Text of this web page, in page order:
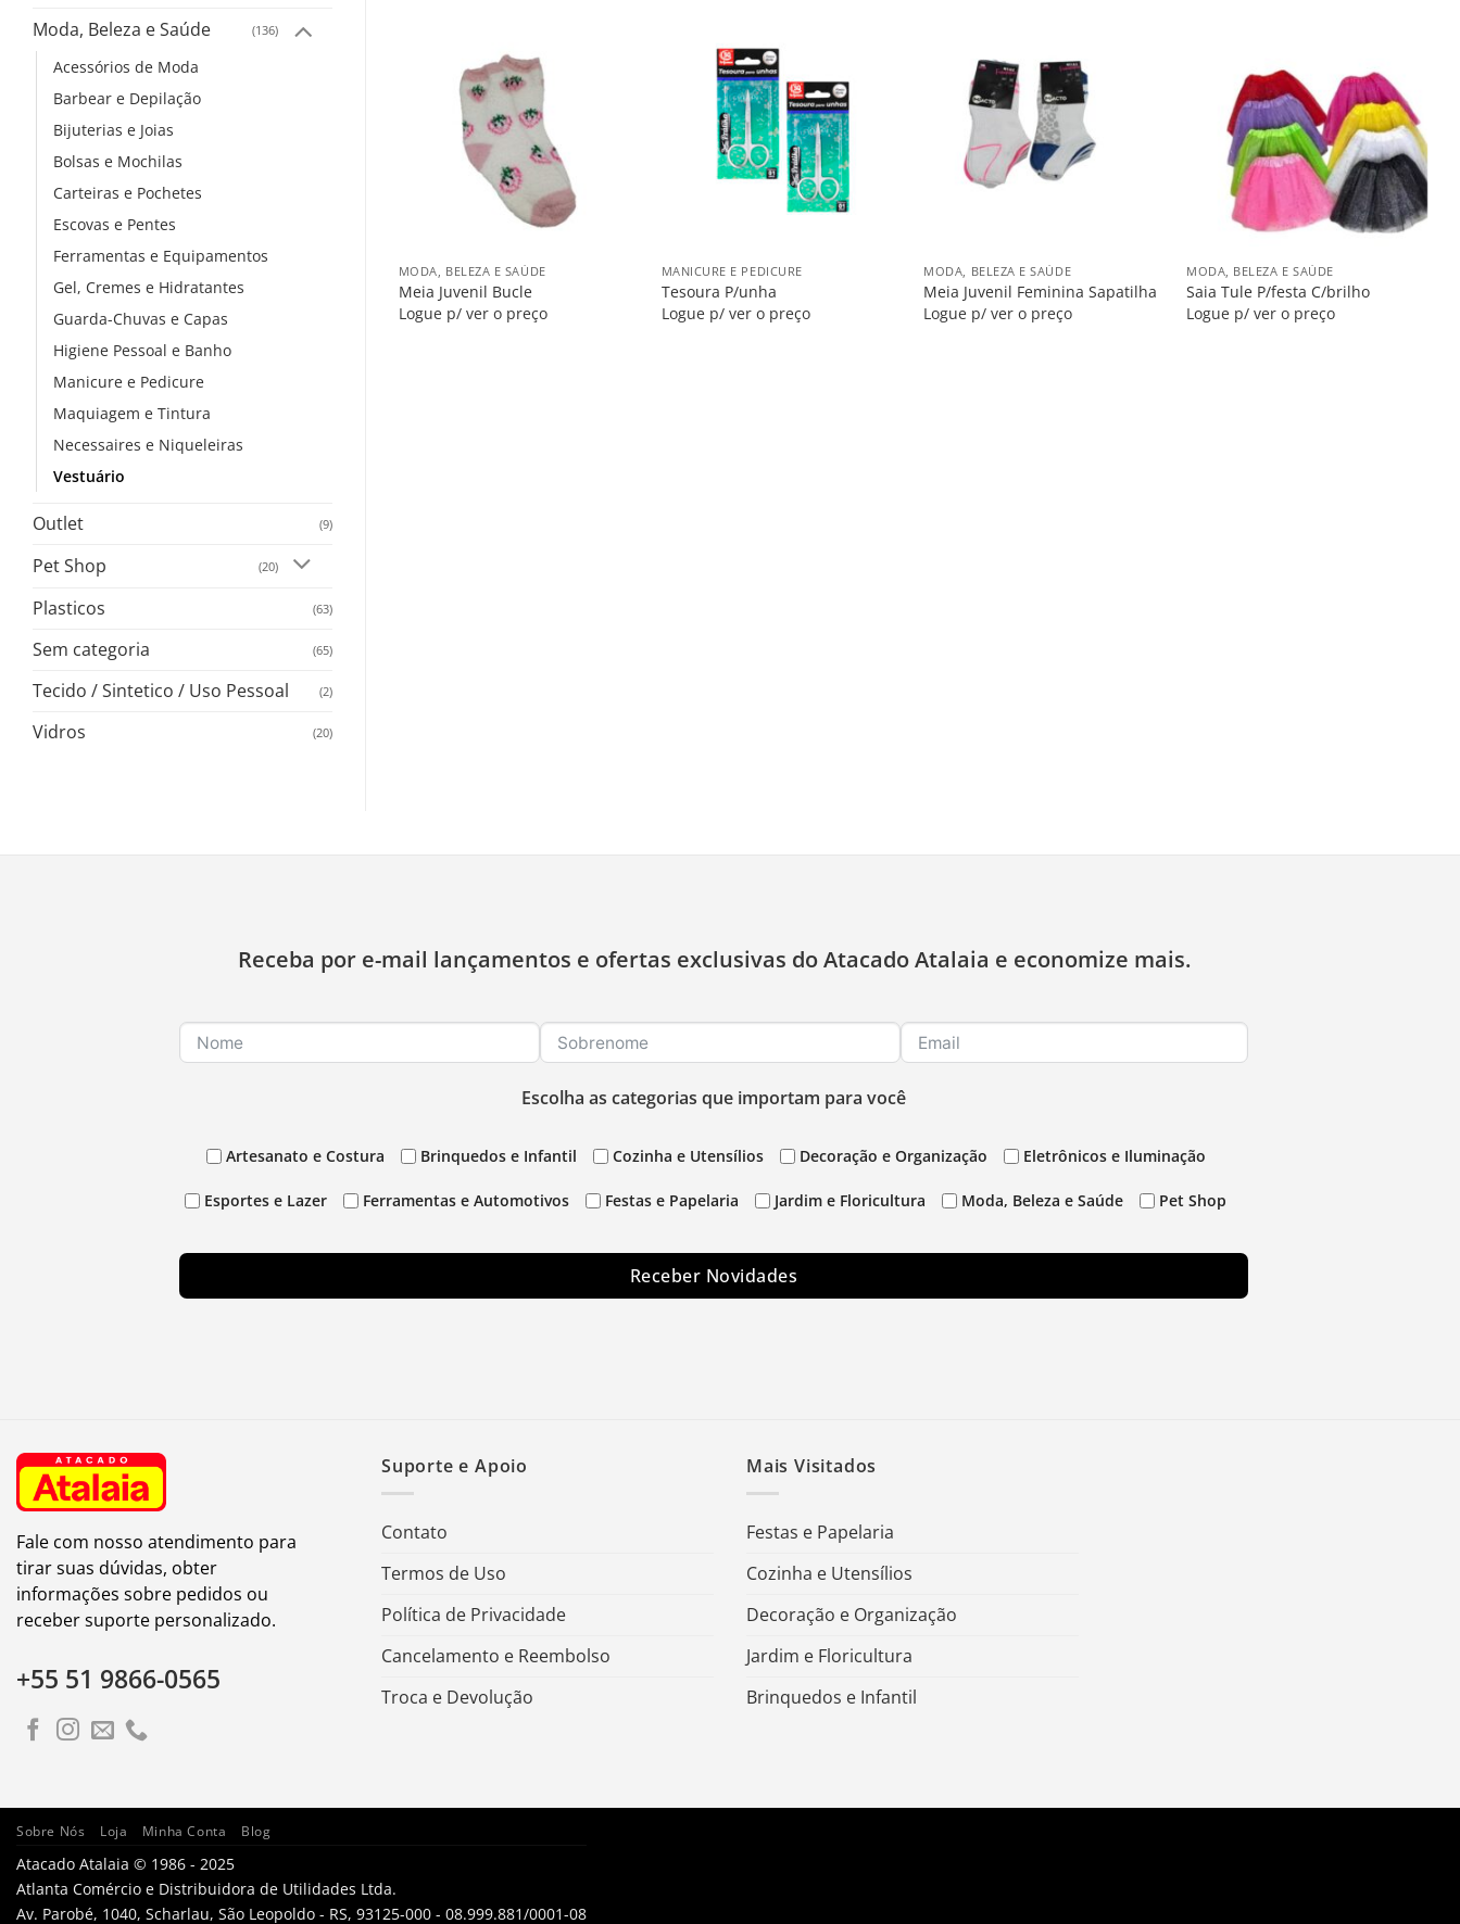
Moda, Beleza e Saúde (136)
Acessórios de Moda
Barbear e Depilação
Bijuterias e Joias
Bolsas e Mochilas
Carteiras e Pochetes
Escovas e Pentes
Ferramentas e Equipamentos
Gel, Cremes e Hidratantes
Guarda-Chuvas e Capas
Higiene Pessoal e Banho
Manicure e Pedicure
Maquiagem e Tintura
Necessaires e Niqueleiras
Vestuário
Outlet (9)
Pet Shop (20)
Plasticos (63)
Sem categoria (65)
Tecido / Sintetico / Uso Pessoal (2)
Vidros (20)
MODA, BELEZA E SAÚDE
Meia Juvenil Bucle
Logue p/ ver o preço
MANICURE E PEDICURE
Tesoura P/unha
Logue p/ ver o preço
MODA, BELEZA E SAÚDE
Meia Juvenil Feminina Sapatilha
Logue p/ ver o preço
Salvar
na
Lista
MODA, BELEZA E SAÚDE
Saia Tule P/festa C/brilho
Logue p/ ver o preço
Salvar
Lista
+
Meia Fem. Selene
Logue p/ ver o preço
Receba por e-mail lançamentos e ofertas exclusivas do Atacado Atalaia e economize mais.
Escolha as categorias que importam para você
Artesanato e Costura Brinquedos e Infantil Cozinha e Utensílios Decoração e Organização Eletrônicos e Iluminação
Esportes e Lazer Ferramentas e Automotivos Festas e Papelaria Jardim e Floricultura Moda, Beleza e Saúde Pet Shop
Receber Novidades
Fale com nosso atendimento para
tirar suas dúvidas, obter
informações sobre pedidos ou
receber suporte personalizado.
+55 51 9866-0565
Suporte e Apoio
Contato
Termos de Uso
Política de Privacidade
Cancelamento e Reembolso
Troca e Devolução
Mais Visitados
Festas e Papelaria
Cozinha e Utensílios
Decoração e Organização
Jardim e Floricultura
Brinquedos e Infantil
Sobre Nós Loja Minha Conta Blog
Atacado Atalaia © 1986 - 2025
Atlanta Comércio e Distribuidora de Utilidades Ltda.
Av. Parobé, 1040, Scharlau, São Leopoldo - RS, 93125-000 - 08.999.881/0001-08